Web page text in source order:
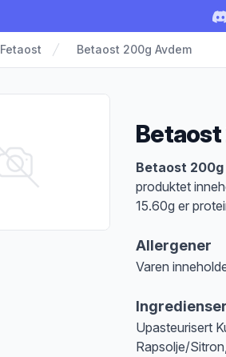
Fetaost Betaost 200g Avdem
Betaost 200g
produktet
15.60g er
Allergener
Varen
at denne
Ingredienser
Upasteurisert
Rapsolje/